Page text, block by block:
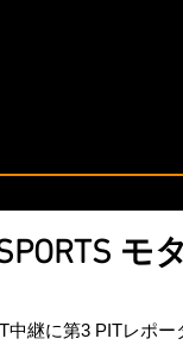
モ
中継に第3 PITレポ